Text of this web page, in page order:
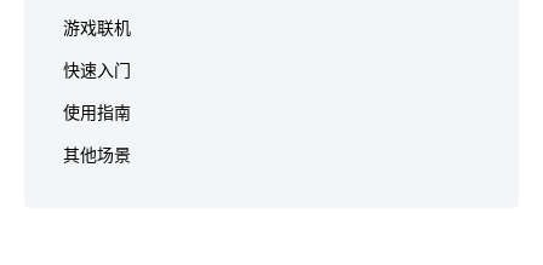
游戏联机
快速入门
使用指南
其他场景